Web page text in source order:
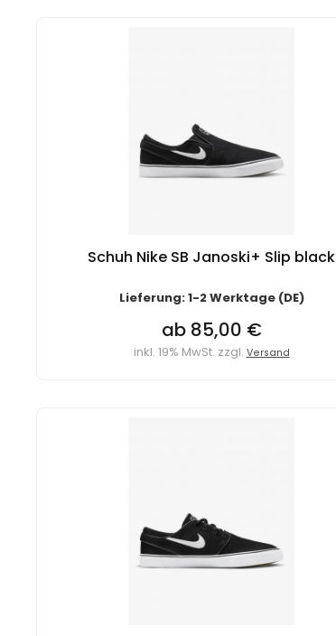
Schuh Nike SB Janoski+ Slip black
Lieferung: 1-2 Werktage (DE)
ab 85,00 €
inkl. 19% MwSt. zzgl. Versand